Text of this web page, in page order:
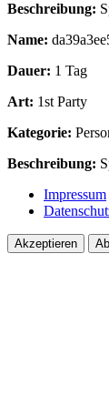
Beschreibung:
Name:
Dauer: 1 Tag
Art: 1st Party
Kategorie:
Beschreibung:
Impressum
Akzeptieren